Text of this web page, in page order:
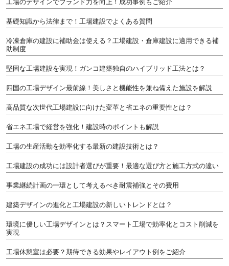
基礎知識から法律まで！工場建設でよくある質問
冷凍倉庫の建設に補助金は使える？工場建設・倉庫建設に適用できる補
助制度
堅固な工場建設を実現！ガンコ建築独自のハイブリッド工法とは？
四国の工場デザイン最前線！美しさと機能性を兼ね備えた施設を解説
高品質な次世代工場建設に向けた変革と省エネの重要性とは？
省エネ工場で経営を強化！建設時のポイントも解説
工場の生産活動を効率化する最新の建設技術とは？
工場建設の成功には設計者選びが重要！最適な選び方と施工方式の違い
事業継続計画の一環として考えるべき耐震補強とその費用
建築デザインの進化と工場建設の新しいトレンドとは？
環境に優しい工場デザインとは？スマート工場で効率化とコスト削減を
実現
工場休憩室は必要？期待できる効果やレイアウト例をご紹介